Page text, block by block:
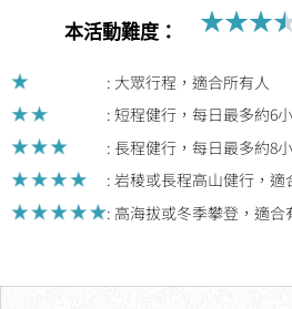
本活動難度： ★★★
: 大眾行程，適合所有人
: 短程健行，每日最多約6
: 長程健行，每日最多約8
: 岩稜或長程高山健行，適
: 高海拔或冬季攀登，適合